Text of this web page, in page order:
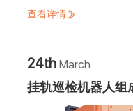
梭。越来越多的场景上
查看详情
24th March
挂轨巡检机器人组